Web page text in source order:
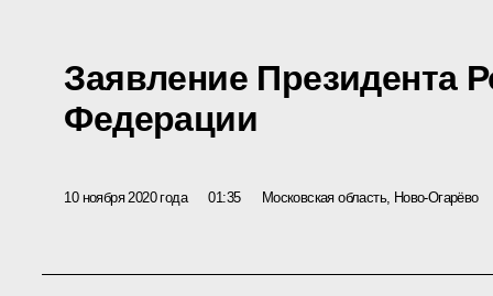
Заявление Президента
Федерации
10 ноября 2020 года 01:35 Московская область, Ново-Огарёво